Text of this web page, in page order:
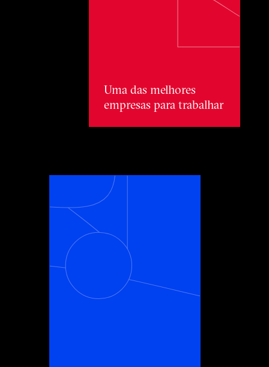
Uma das melhores empresas para
Uma das melhores
empresas para trabalhar
Uma inovadora influente